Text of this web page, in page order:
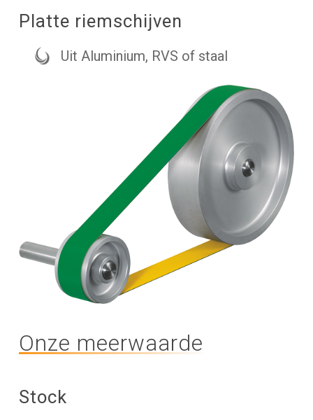
Platte riemschijven
Uit Aluminium, RVS of staal
Onze meerwaarde
Stock